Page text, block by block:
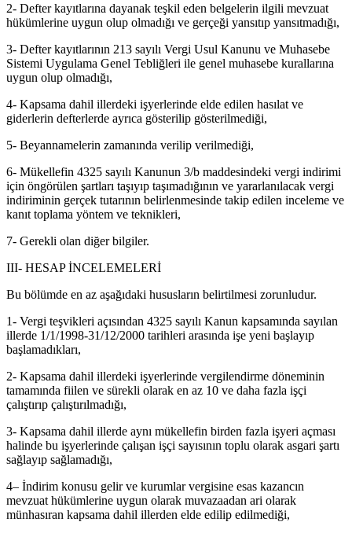
2- Defter kayıtlarına dayanak teşkil eden belgelerin ilgili mevzuat
hükümlerine uygun olup olmadığı ve gerçeği yansıtıp yansıtmadığı,
3- Defter kayıtlarının 213 sayılı Vergi Usul Kanunu ve Muhasebe
Sistemi Uygulama Genel Tebliğleri ile genel muhasebe kurallarına
uygun olup olmadığı,
4- Kapsama dahil illerdeki işyerlerinde elde edilen hasılat ve
giderlerin defterlerde ayrıca gösterilip gösterilmediği,
5- Beyannamelerin zamanında verilip verilmediği,
6- Mükellefin 4325 sayılı Kanunun 3/b maddesindeki vergi indirimi
için öngörülen şartları taşıyıp taşımadığının ve yararlanılacak vergi
indiriminin gerçek tutarının belirlenmesinde takip edilen inceleme ve
kanıt toplama yöntem ve teknikleri,
7- Gerekli olan diğer bilgiler.
III- HESAP İNCELEMELERİ
Bu bölümde en az aşağıdaki hususların belirtilmesi zorunludur.
1- Vergi teşvikleri açısından 4325 sayılı Kanun kapsamında sayılan
illerde 1/1/1998-31/12/2000 tarihleri arasında işe yeni başlayıp
başlamadıkları,
2- Kapsama dahil illerdeki işyerlerinde vergilendirme döneminin
tamamında fiilen ve sürekli olarak en az 10 ve daha fazla işçi
çalıştırıp çalıştırılmadığı,
3- Kapsama dahil illerde aynı mükellefin birden fazla işyeri açması
halinde bu işyerlerinde çalışan işçi sayısının toplu olarak asgari şartı
sağlayıp sağlamadığı,
4– İndirim konusu gelir ve kurumlar vergisine esas kazancın
mevzuat hükümlerine uygun olarak muvazaadan ari olarak
münhasıran kapsama dahil illerden elde edilip edilmediği,